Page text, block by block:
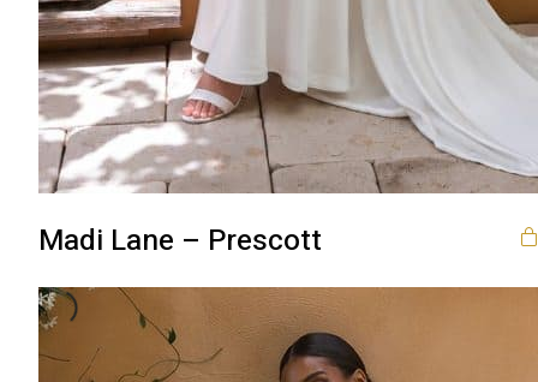
Madi Lane – Prescott